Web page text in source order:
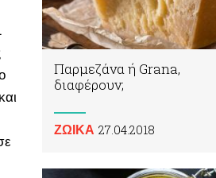
Παρμεζάνα ή Grana,
διαφέρουν;
ΖΩΙΚA 27.04.2018